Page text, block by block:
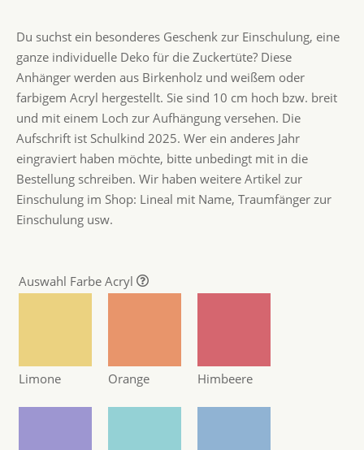
Du suchst ein besonderes Geschenk zur Einschulung, eine
ganze individuelle Deko für die Zuckertüte? Diese
Anhänger werden aus Birkenholz und weißem oder
farbigem Acryl hergestellt. Sie sind 10 cm hoch bzw. breit
und mit einem Loch zur Aufhängung versehen. Die
Aufschrift ist Schulkind 2025. Wer ein anderes Jahr
eingraviert haben möchte, bitte unbedingt mit in die
Bestellung schreiben. Wir haben weitere Artikel zur
Einschulung im Shop: Lineal mit Name, Traumfänger zur
Einschulung usw.
Auswahl Farbe Acryl
Limone Orange Himbeere